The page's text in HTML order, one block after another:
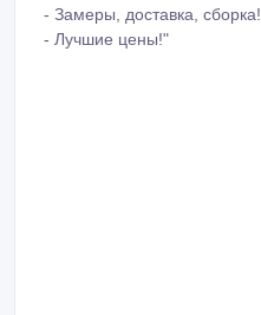
- Замеры, доставка, сборка!
- Лучшие цены!"